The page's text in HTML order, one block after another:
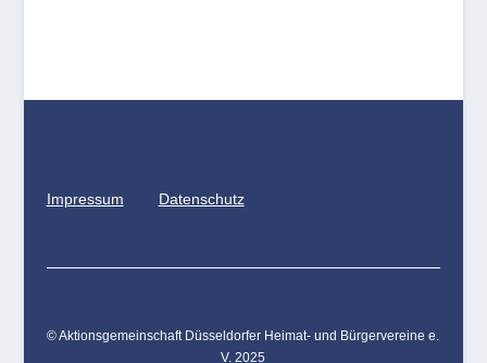
Impressum Datenschutz
© Aktionsgemeinschaft Düsseldorfer Heimat- und Bürgervereine e.
V. 2025